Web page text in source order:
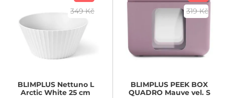
349 Kč
BLIMPLUSNettuno L
Arctic White 25 cm
319 Kč
BLIMPLUS PEEK BOX
QUADRO Mauve vel. S